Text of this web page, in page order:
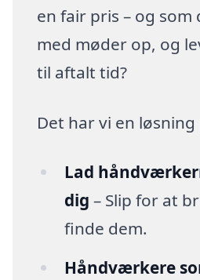
en fair pris – og som
med møder op, og
til aftalt tid?
Det har vi en løsning
Lad
dig – Slip for at
finde dem.
Håndværkere